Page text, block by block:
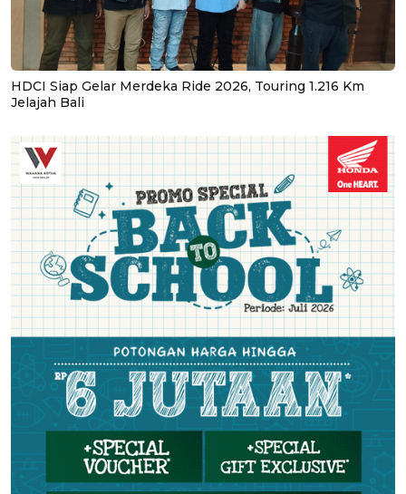
HDCI Siap Gelar Merdeka Ride 2026, Touring 1.216 Km
Jelajah Bali